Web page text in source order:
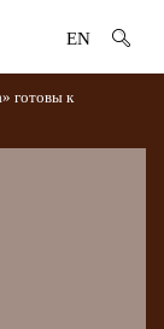
EN
готовы к